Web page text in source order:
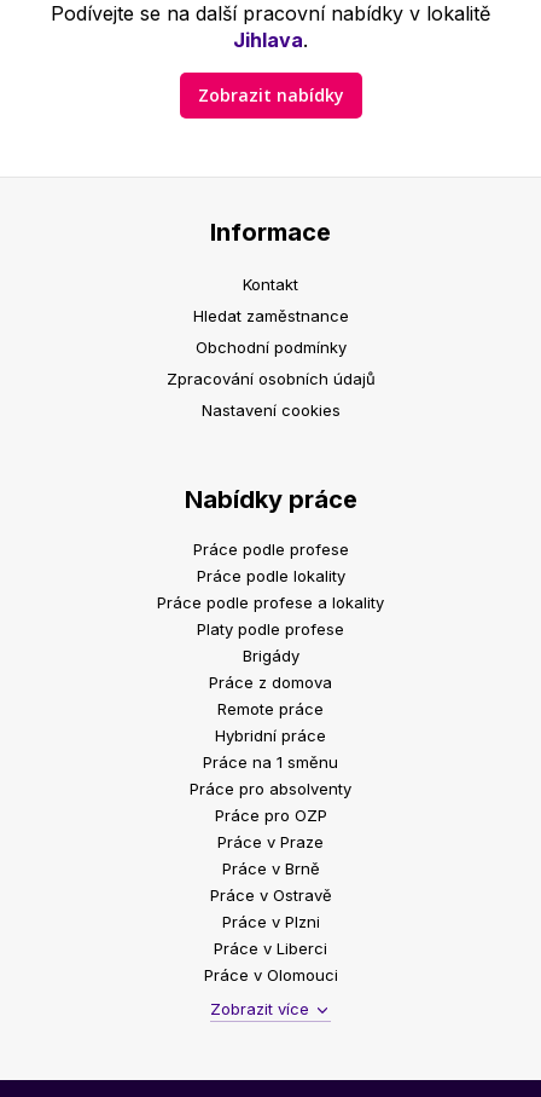
Podívejte se na další pracovní nabídky v lokalitě
Jihlava.
Zobrazit nabídky
Informace
Kontakt
Hledat zaměstnance
Obchodní podmínky
Zpracování osobních údajů
Nastavení cookies
Nabídky práce
Práce podle profese
Práce podle lokality
Práce podle profese a lokality
Platy podle profese
Brigády
Práce z domova
Remote práce
Hybridní práce
Práce na 1 směnu
Práce pro absolventy
Práce pro OZP
Práce v Praze
Práce v Brně
Práce v Ostravě
Práce v Plzni
Práce v Liberci
Práce v Olomouci
Zobrazit více